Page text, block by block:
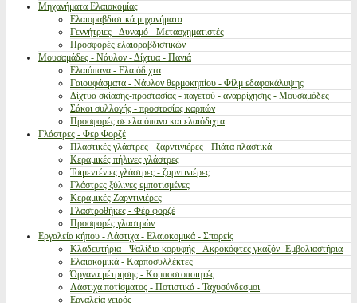
Μηχανήματα Ελαιοκομίας
Ελαιοραβδιστικά μηχανήματα
Γεννήτριες - Δυναμό - Μετασχηματιστές
Προσφορές ελαιοραβδιστικών
Μουσαμάδες - Νάυλον - Δίχτυα - Πανιά
Ελαιόπανα - Ελαιόδιχτα
Γαιουφάσματα - Νάυλον θερμοκηπίου - Φίλμ εδαφοκάλυψης
Δίχτυα σκίασης-προστασίας - παγετού - αναρρίχησης - Μουσαμάδες
Σάκοι συλλογής - προστασίας καρπών
Προσφορές σε ελαιόπανα και ελαιόδιχτα
Γλάστρες - Φερ Φορζέ
Πλαστικές γλάστρες - ζαρντινιέρες - Πιάτα πλαστικά
Κεραμικές πήλινες γλάστρες
Τσιμεντένιες γλάστρες - ζαρντινιέρες
Γλάστρες ξύλινες εμποτισμένες
Κεραμικές Ζαρντινιέρες
Γλαστροθήκες - Φέρ φορζέ
Προσφορές γλαστρών
Εργαλεία κήπου - Λάστιχα - Ελαιοκομικά - Σπορείς
Κλαδευτήρια - Ψαλίδια κορυφής - Ακροκόφτες γκαζόν- Εμβολιαστήρια
Ελαιοκομικά - Καρποσυλλέκτες
Όργανα μέτρησης - Κομποστοποιητές
Λάστιχα ποτίσματος - Ποτιστικά - Ταχυσύνδεσμοι
Εργαλεία χειρός